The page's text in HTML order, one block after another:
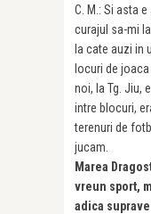
C. M.: Si asta
curajul sa-mi
la cate auzi in
locuri de joaca
noi, la Tg. Jiu,
intre blocuri,
terenuri de
jucam.
Marea
vreun sport,
adica